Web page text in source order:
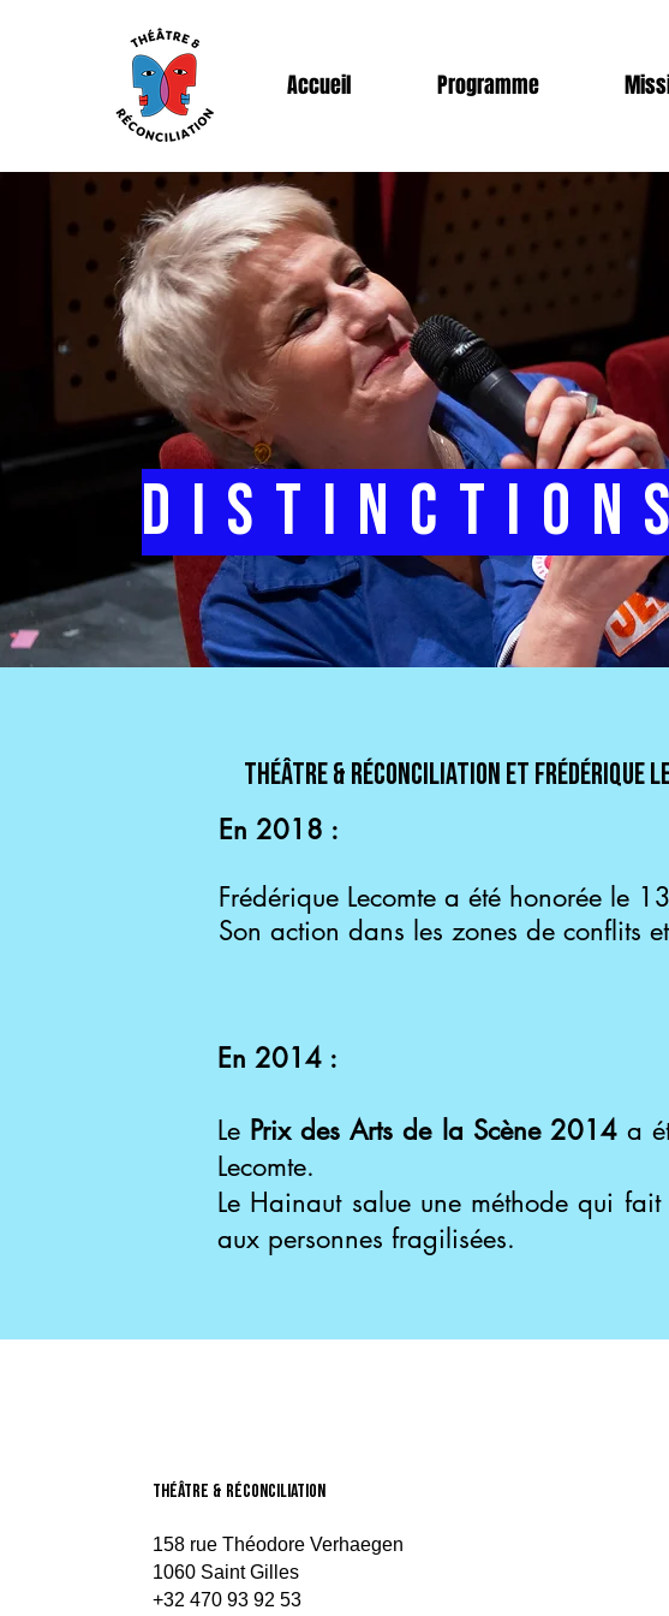
Accueil Programme
distinctions
Théâtre & Réconciliation et Frédérique
En 2018 :
Frédérique Lecomte a été honorée le
Son action dans les zones de conflits
En 2014 :
Le Prix des Arts de la Scène 2014a
Lecomte.
Le Hainaut salue une méthode qui
aux personnes fragilisées.
théâtre & Réconciliation
158 rue Théodore Verhaegen
1060 Saint Gilles
+32 470 93 92 53